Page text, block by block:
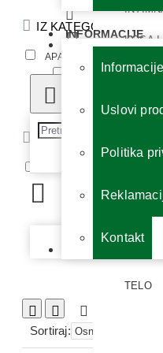
INFORMACIJE
Uslovi
Politika
Kontakt
KOSA I
NEGA
TELO
IZ KATEGORIJE
APARATI ZA MERENJE
MEDICINSKI
DOSTUPNOST
Sortiraj: